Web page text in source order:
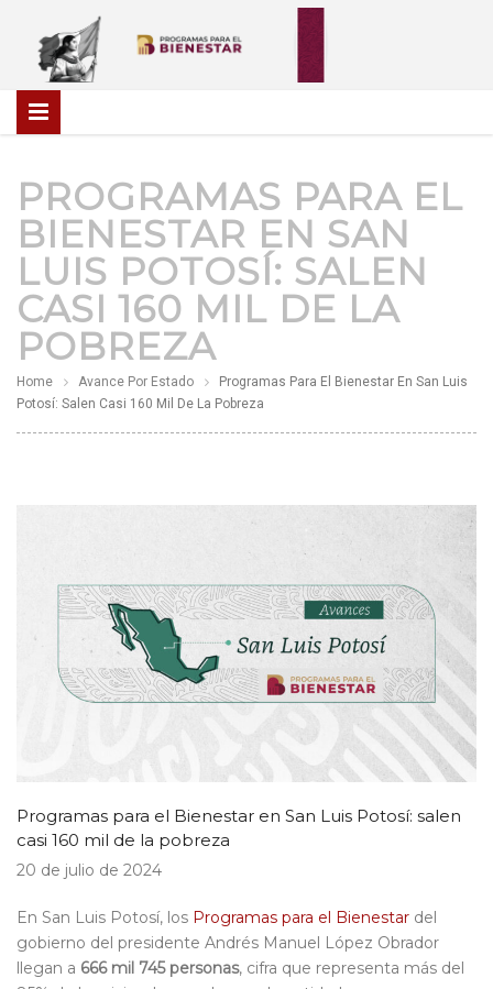
PROGRAMAS PARA EL
BIENESTAR EN SAN
LUIS POTOSÍ: SALEN
CASI 160 MIL DE LA
POBREZA
Home Avance Por Estado
Programas Para El Bienestar En San Luis
Potosí: Salen Casi 160 Mil De La Pobreza
Programas para el Bienestar en San Luis Potosí: salen
casi 160 mil de la pobreza
20 de julio de 2024
En San Luis Potosí, los Programas para el Bienestar del
gobierno del presidente Andrés Manuel López Obrador
llegan a 666 mil 745 personas, cifra que representa más del